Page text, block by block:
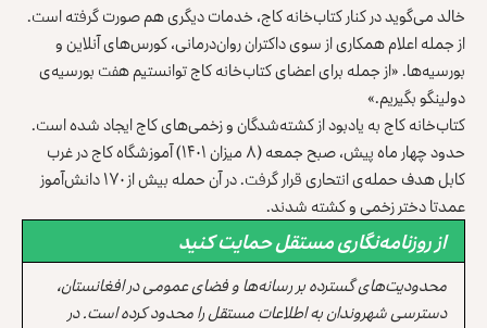
خالد می‌گوید در کنار کتاب‌خانه‌ کاج، خدمات دیگری هم صورت گرفته است.
از جمله اعلام همکاری از سوی داکتران روان‌درمانی، کورس‌های آنلاین و
بورسیه‌ها. «از جمله برای اعضای کتاب‌خانه‌ کاج توانستیم هفت بورسیه‌ی
دولینگو بگیریم.»
کتاب‌خانه‌ کاج به یادبود از کشته‌شدگان و زخمی‌های کاج ایجاد شده است.
حدود چهار ماه پیش، صبح جمعه (۸ میزان ۱۴۰۱) آموزشگاه کاج در غرب
کابل هدف حمله‌ی انتحاری قرار گرفت. در آن حمله بیش از ۱۷۰ دانش‌آموز
عمدتا دختر زخمی و کشته شدند.
از روزنامه‌نگاری مستقل حمایت کنید
محدودیت‌های گسترده بر رسانه‌ها و فضای عمومی در افغانستان،
دسترسی شهروندان به اطلاعات مستقل را محدود کرده است. در